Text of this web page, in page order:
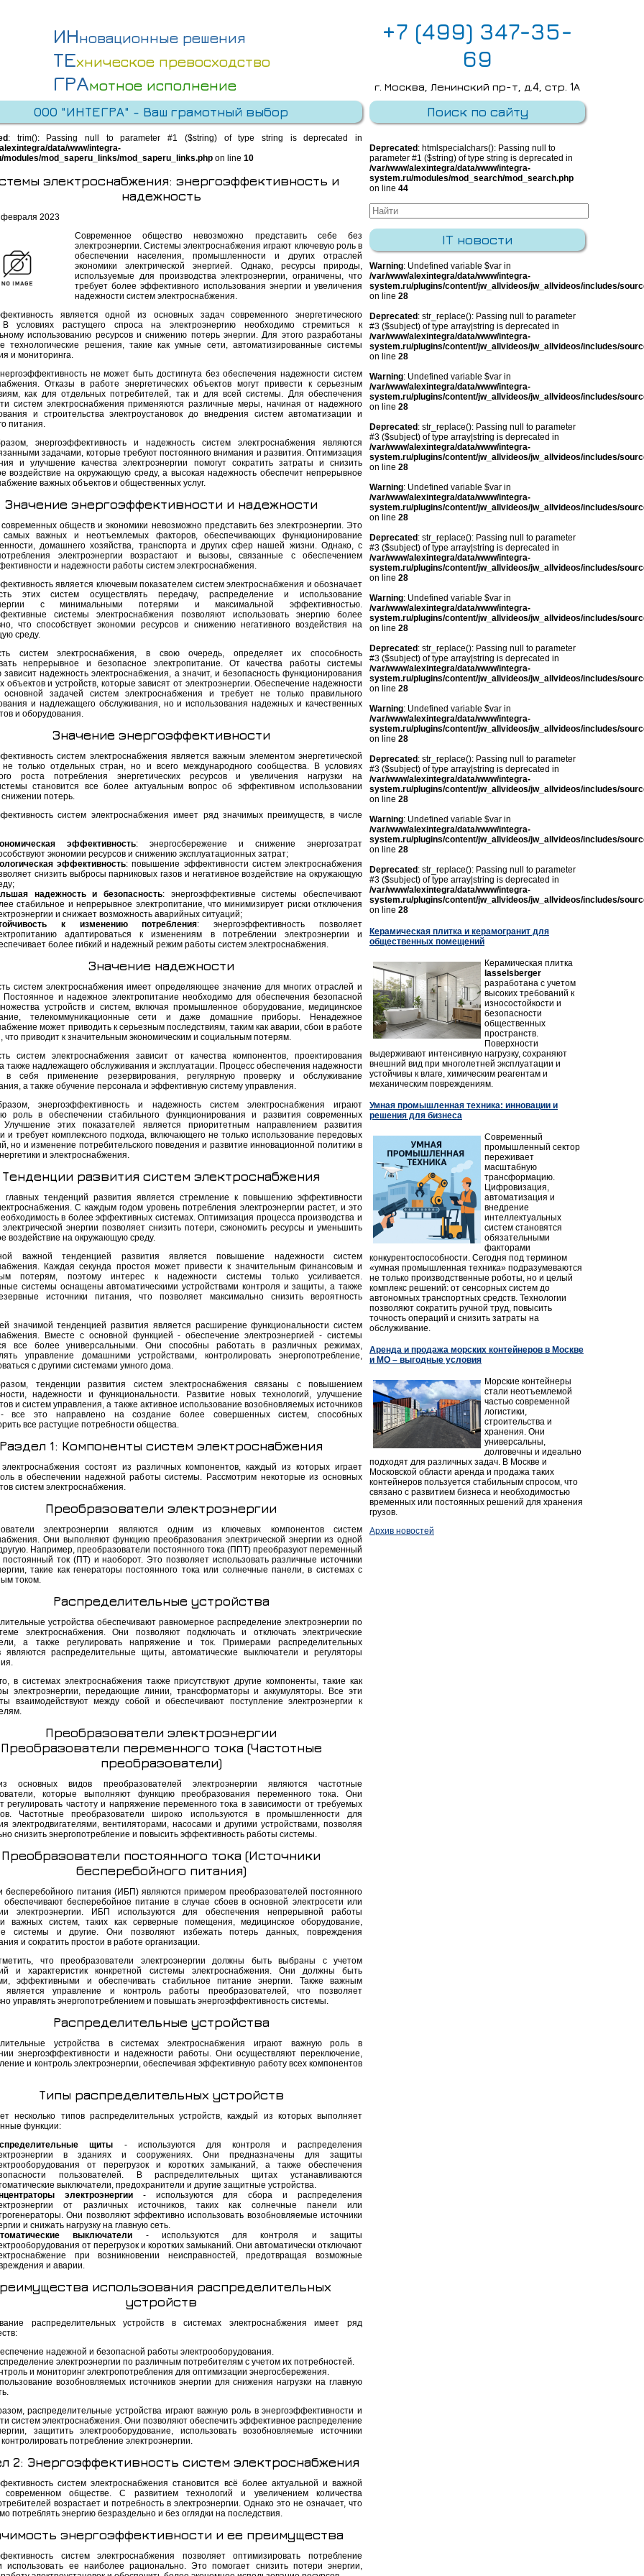
ИНновационные решения
ТЕхническое превосходство
ГРАмотное исполнение
+7 (499) 347-35-
69
г. Москва, Ленинский пр-т, д.4, стр. 1А
E-mail:info@integra-system.ru
ООО "ИНТЕГРА" - Ваш грамотный выбор
: trim(): Passing null to parameter #1 ($string) of type string is deprecated in
data/www/integra-
modules/mod_saperu_links/mod_saperu_links.php on line 10
электроснабжения: энергоэффективность и
надежность
2023
Современное общество невозможно представить себе без
электроэнергии. Системы электроснабжения играют ключевую роль в
обеспечении населения, промышленности и других отраслей
экономики электрической энергией. Однако, ресурсы природы,
используемые для производства электроэнергии, ограничены, что
требует более эффективного использования энергии и увеличения
надежности систем электроснабжения.
является одной из основных задач современного энергетического
В условиях растущего спроса на электроэнергию необходимо стремиться к
использованию ресурсов и снижению потерь энергии. Для этого разработаны
технологические решения, такие как умные сети, автоматизированные системы
и мониторинга.
не может быть достигнута без обеспечения надежности систем
Отказы в работе энергетических объектов могут привести к серьезным
как для отдельных потребителей, так и для всей системы. Для обеспечения
систем электроснабжения применяются различные меры, начиная от надежного
и строительства электроустановок до внедрения систем автоматизации и
питания.
энергоэффективность и надежность систем электроснабжения являются
задачами, которые требуют постоянного внимания и развития. Оптимизация
и улучшение качества электроэнергии помогут сократить затраты и снизить
воздействие на окружающую среду, а высокая надежность обеспечит непрерывное
важных объектов и общественных услуг.
Значение энергоэффективности и надежности
обществ и экономики невозможно представить без электроэнергии. Это
важных и неотъемлемых факторов, обеспечивающих функционирование
домашнего хозяйства, транспорта и других сфер нашей жизни. Однако, с
электроэнергии возрастают и вызовы, связанные с обеспечением
и надежности работы систем электроснабжения.
является ключевым показателем систем электроснабжения и обозначает
этих систем осуществлять передачу, распределение и использование
с минимальными потерями и максимальной эффективностью.
системы электроснабжения позволяют использовать энергию более
что способствует экономии ресурсов и снижению негативного воздействия на
среду.
систем электроснабжения, в свою очередь, определяет их способность
непрерывное и безопасное электропитание. От качества работы системы
надежность электроснабжения, а значит, и безопасность функционирования
объектов и устройств, которые зависят от электроэнергии. Обеспечение надежности
основной задачей систем электроснабжения и требует не только правильного
и надлежащего обслуживания, но и использования надежных и качественных
и оборудования.
Значение энергоэффективности
систем электроснабжения является важным элементом энергетической
не только отдельных стран, но и всего международного сообщества. В условиях
роста потребления энергетических ресурсов и увеличения нагрузки на
становится все более актуальным вопрос об эффективном использовании
снижении потерь.
систем электроснабжения имеет ряд значимых преимуществ, в числе
эффективность: энергосбережение и снижение энергозатрат
экономии ресурсов и снижению эксплуатационных затрат;
эффективность: повышение эффективности систем электроснабжения
снизить выбросы парниковых газов и негативное воздействие на окружающую
надежность и безопасность: энергоэффективные системы обеспечивают
стабильное и непрерывное электропитание, что минимизирует риски отключения
и снижает возможность аварийных ситуаций;
к изменению потребления: энергоэффективность позволяет
адаптироваться к изменениям в потреблении электроэнергии и
более гибкий и надежный режим работы систем электроснабжения.
Значение надежности
систем электроснабжения имеет определяющее значение для многих отраслей и
Постоянное и надежное электропитание необходимо для обеспечения безопасной
устройств и систем, включая промышленное оборудование, медицинское
телекоммуникационные сети и даже домашние приборы. Ненадежное
может приводить к серьезным последствиям, таким как аварии, сбои в работе
что приводит к значительным экономическим и социальным потерям.
систем электроснабжения зависит от качества компонентов, проектирования
также надлежащего обслуживания и эксплуатации. Процесс обеспечения надежности
в себя применение резервирования, регулярную проверку и обслуживание
а также обучение персонала и эффективную систему управления.
энергоэффективность и надежность систем электроснабжения играют
роль в обеспечении стабильного функционирования и развития современных
Улучшение этих показателей является приоритетным направлением развития
и требует комплексного подхода, включающего не только использование передовых
но и изменение потребительского поведения и развитие инновационной политики в
и электроснабжения.
Тенденции развития систем электроснабжения
тенденций развития является стремление к повышению эффективности
С каждым годом уровень потребления электроэнергии растет, и это
в более эффективных системах. Оптимизация процесса производства и
энергии позволяет снизить потери, сэкономить ресурсы и уменьшить
воздействие на окружающую среду.
важной тенденцией развития является повышение надежности систем
Каждая секунда простоя может привести к значительным финансовым и
потерям, поэтому интерес к надежности системы только усиливается.
системы оснащены автоматическими устройствами контроля и защиты, а также
источники питания, что позволяет максимально снизить вероятность
значимой тенденцией развития является расширение функциональности систем
Вместе с основной функцией - обеспечение электроэнергией - системы
все более универсальными. Они способны работать в различных режимах,
управление домашними устройствами, контролировать энергопотребление,
с другими системами умного дома.
тенденции развития систем электроснабжения связаны с повышением
надежности и функциональности. Развитие новых технологий, улучшение
и систем управления, а также активное использование возобновляемых источников
- все это направлено на создание более совершенных систем, способных
все растущие потребности общества.
Раздел 1: Компоненты систем электроснабжения
состоят из различных компонентов, каждый из которых играет
в обеспечении надежной работы системы. Рассмотрим некоторые из основных
систем электроснабжения.
Преобразователи электроэнергии
электроэнергии являются одним из ключевых компонентов систем
Они выполняют функцию преобразования электрической энергии из одной
Например, преобразователи постоянного тока (ППТ) преобразуют переменный
постоянный ток (ПТ) и наоборот. Это позволяет использовать различные источники
такие как генераторы постоянного тока или солнечные панели, в системах с
током.
Распределительные устройства
устройства обеспечивают равномерное распределение электроэнергии по
электроснабжения. Они позволяют подключать и отключать электрические
а также регулировать напряжение и ток. Примерами распределительных
являются распределительные щиты, автоматические выключатели и регуляторы
в системах электроснабжения также присутствуют другие компоненты, такие как
электроэнергии, передающие линии, трансформаторы и аккумуляторы. Все эти
взаимодействуют между собой и обеспечивают поступление электроэнергии к
Преобразователи электроэнергии
Преобразователи переменного тока (Частотные
преобразователи)
основных видов преобразователей электроэнергии являются частотные
которые выполняют функцию преобразования переменного тока. Они
регулировать частоту и напряжение переменного тока в зависимости от требуемых
Частотные преобразователи широко используются в промышленности для
электродвигателями, вентиляторами, насосами и другими устройствами, позволяя
снизить энергопотребление и повысить эффективность работы системы.
Преобразователи постоянного тока (Источники
бесперебойного питания)
бесперебойного питания (ИБП) являются примером преобразователей постоянного
обеспечивают бесперебойное питание в случае сбоев в основной электросети или
электроэнергии. ИБП используются для обеспечения непрерывной работы
важных систем, таких как серверные помещения, медицинское оборудование,
системы и другие. Они позволяют избежать потерь данных, повреждения
и сократить простои в работе организации.
что преобразователи электроэнергии должны быть выбраны с учетом
и характеристик конкретной системы электроснабжения. Они должны быть
эффективными и обеспечивать стабильное питание энергии. Также важным
является управление и контроль работы преобразователей, что позволяет
управлять энергопотреблением и повышать энергоэффективность системы.
Распределительные устройства
устройства в системах электроснабжения играют важную роль в
энергоэффективности и надежности работы. Они осуществляют переключение,
и контроль электроэнергии, обеспечивая эффективную работу всех компонентов
Типы распределительных устройств
несколько типов распределительных устройств, каждый из которых выполняет
функции:
щиты - используются для контроля и распределения
в зданиях и сооружениях. Они предназначены для защиты
от перегрузок и коротких замыканий, а также обеспечения
пользователей. В распределительных щитах устанавливаются
выключатели, предохранители и другие защитные устройства.
электроэнергии- используются для сбора и распределения
от различных источников, таких как солнечные панели или
Они позволяют эффективно использовать возобновляемые источники
и снижать нагрузку на главную сеть.
выключатели - используются для контроля и защиты
от перегрузок и коротких замыканий. Они автоматически отключают
при возникновении неисправностей, предотвращая возможные
и аварии.
использования распределительных
устройств
распределительных устройств в системах электроснабжения имеет ряд
надежной и безопасной работы электрооборудования.
электроэнергии по различным потребителям с учетом их потребностей.
и мониторинг электропотребления для оптимизации энергосбережения.
возобновляемых источников энергии для снижения нагрузки на главную
распределительные устройства играют важную роль в энергоэффективности и
систем электроснабжения. Они позволяют обеспечить эффективное распределение
защитить электрооборудование, использовать возобновляемые источники
потребление электроэнергии.
2: Энергоэффективность систем электроснабжения
систем электроснабжения становится всё более актуальной и важной
обществе. С развитием технологий и увеличением количества
возрастает и потребность в электроэнергии. Однако это не означает, что
потреблять энергию безраздельно и без оглядки на последствия.
энергоэффективности и ее преимущества
систем электроснабжения позволяет оптимизировать потребление
использовать ее наиболее рационально. Это помогает снизить потери энергии,
Поиск по сайту
Deprecated : htmlspecialchars(): Passing null to
parameter #1 ($string) of type string is deprecated in
/var/www/alexintegra/data/www/integra-
system.ru/modules/mod_search/mod_search.php
on line 44
IT новости
Warning: Undefined variable $var in
/var/www/alexintegra/data/www/integra-
system.ru/plugins/content/jw_allvideos/jw_allvideos/includes/
on line 28
Deprecated : str_replace(): Passing null to parameter
#3 ($subject) of type array|string is deprecated in
/var/www/alexintegra/data/www/integra-
system.ru/plugins/content/jw_allvideos/jw_allvideos/includes/
on line 28
Warning: Undefined variable $var in
/var/www/alexintegra/data/www/integra-
system.ru/plugins/content/jw_allvideos/jw_allvideos/includes/
on line 28
Deprecated : str_replace(): Passing null to parameter
#3 ($subject) of type array|string is deprecated in
/var/www/alexintegra/data/www/integra-
system.ru/plugins/content/jw_allvideos/jw_allvideos/includes/
on line 28
Warning: Undefined variable $var in
/var/www/alexintegra/data/www/integra-
system.ru/plugins/content/jw_allvideos/jw_allvideos/includes/
on line 28
Deprecated : str_replace(): Passing null to parameter
#3 ($subject) of type array|string is deprecated in
/var/www/alexintegra/data/www/integra-
system.ru/plugins/content/jw_allvideos/jw_allvideos/includes/
on line 28
Warning: Undefined variable $var in
/var/www/alexintegra/data/www/integra-
system.ru/plugins/content/jw_allvideos/jw_allvideos/includes/
on line 28
Deprecated : str_replace(): Passing null to parameter
#3 ($subject) of type array|string is deprecated in
/var/www/alexintegra/data/www/integra-
system.ru/plugins/content/jw_allvideos/jw_allvideos/includes/
on line 28
Warning: Undefined variable $var in
/var/www/alexintegra/data/www/integra-
system.ru/plugins/content/jw_allvideos/jw_allvideos/includes/
on line 28
Deprecated : str_replace(): Passing null to parameter
#3 ($subject) of type array|string is deprecated in
/var/www/alexintegra/data/www/integra-
system.ru/plugins/content/jw_allvideos/jw_allvideos/includes/
on line 28
Warning: Undefined variable $var in
/var/www/alexintegra/data/www/integra-
system.ru/plugins/content/jw_allvideos/jw_allvideos/includes/
on line 28
Deprecated : str_replace(): Passing null to parameter
#3 ($subject) of type array|string is deprecated in
/var/www/alexintegra/data/www/integra-
system.ru/plugins/content/jw_allvideos/jw_allvideos/includes/
on line 28
Керамическая плитка и керамогранит для
общественных помещений
Керамическая плитка
lasselsberger
разработана с учетом
высоких требований к
износостойкости и
безопасности
общественных
пространств.
Поверхности
выдерживают интенсивную нагрузку, сохраняют
внешний вид при многолетней эксплуатации и
устойчивы к влаге, химическим реагентам и
механическим повреждениям.
Умная промышленная техника: инновации и
решения для бизнеса
Современный
промышленный сектор
переживает
масштабную
трансформацию.
Цифровизация,
автоматизация и
внедрение
интеллектуальных
систем становятся
обязательными
факторами
конкурентоспособности. Сегодня под термином
«умная промышленная техника» подразумеваются
не только производственные роботы, но и целый
комплекс решений: от сенсорных систем до
автономных транспортных средств. Технологии
позволяют сократить ручной труд, повысить
точность операций и снизить затраты на
обслуживание.
Аренда и продажа морских контейнеров в Москве
и МО – выгодные условия
Морские контейнеры
стали неотъемлемой
частью современной
логистики,
строительства и
хранения. Они
универсальны,
долговечны и идеально
подходят для различных задач. В Москве и
Московской области аренда и продажа таких
контейнеров пользуется стабильным спросом, что
связано с развитием бизнеса и необходимостью
временных или постоянных решений для хранения
грузов.
Архив новостей